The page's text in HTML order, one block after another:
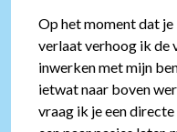
Op het moment dat
verlaat verhoog ik de
inwerken met mijn
ietwat naar boven
vraag ik je een